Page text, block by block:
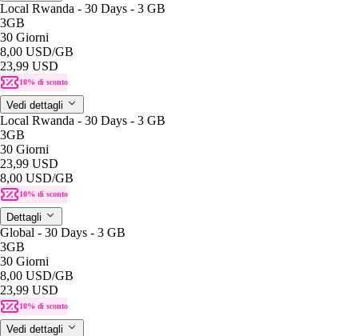
Local Rwanda - 30 Days - 3 GB
3GB
30 Giorni
8,00 USD/GB
23,99 USD
10% di sconto
Vedi dettagli
Local Rwanda - 30 Days - 3 GB
3GB
30 Giorni
23,99 USD
8,00 USD/GB
10% di sconto
Dettagli
Global - 30 Days - 3 GB
3GB
30 Giorni
8,00 USD/GB
23,99 USD
10% di sconto
Vedi dettagli